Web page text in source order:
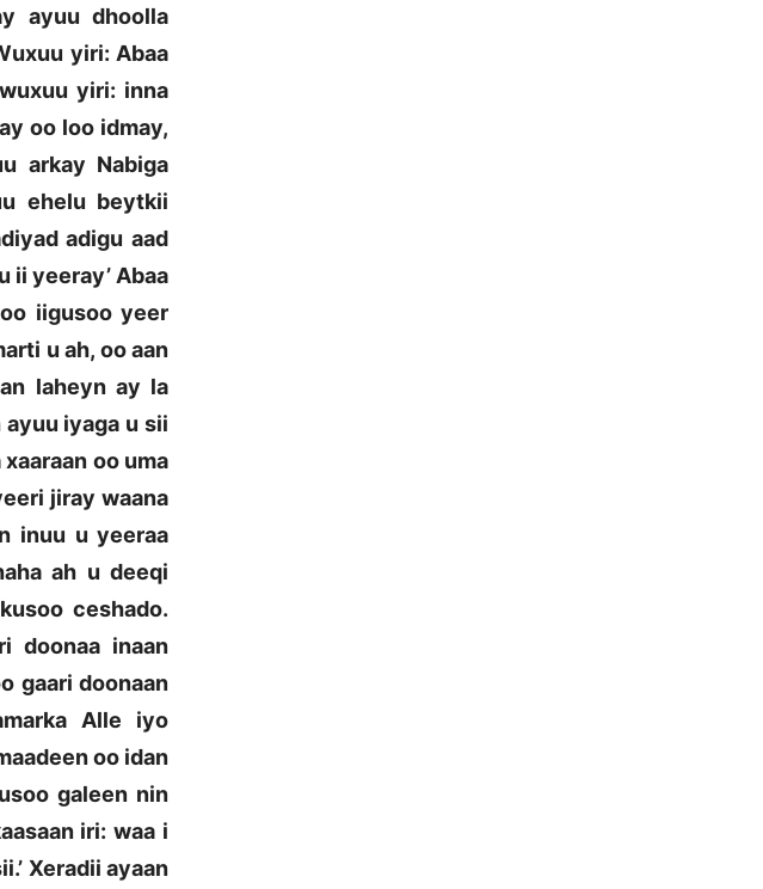
ayuu dhoolla
yiri: Abaa
yiri: inna
oo loo idmay,
arkay Nabiga
ehelu beytkii
adigu aad
ii yeeray’ Abaa
iigusoo yeer
u ah, oo aan
laheyn ay la
ayuu iyaga u sii
oo uma
jiray waana
inuu u yeeraa
ah u deeqi
ceshado.
doonaa inaan
gaari doonaan
Alle iyo
oo idan
galeen nin
iri: waa i
Xeradii ayaan